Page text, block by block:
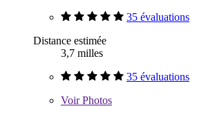
35 évaluations
Distance estimée
3,7 milles
35 évaluations
VoirPhotos